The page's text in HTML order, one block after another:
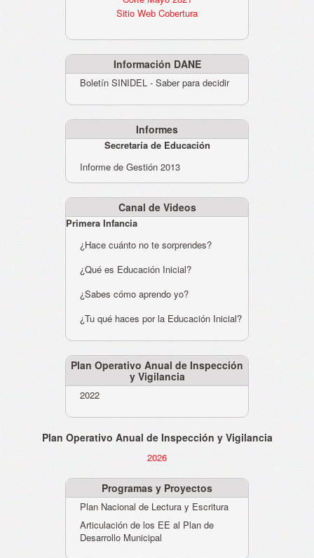
Sitio Web Cobertura
Información DANE
Boletín SINIDEL - Saber para decidir
Informes
Secretaría de Educación
Informe de Gestión 2013
Canal de Videos
Primera Infancia
¿Hace cuánto no te sorprendes?
¿Qué es Educación Inicial?
¿Sabes cómo aprendo yo?
¿Tu qué haces por la Educación Inicial?
Plan Operativo Anual de Inspección
y Vigilancia
2022
Plan Operativo Anual de Inspección y Vigilancia
2026
Programas y Proyectos
Plan Nacional de Lectura y Escritura
Articulación de los EE al Plan de
Desarrollo Municipal